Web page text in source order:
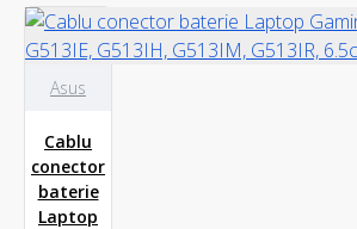
Asus
Cablu
conector
baterie
Laptop